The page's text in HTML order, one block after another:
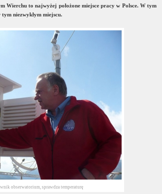
Wierchu to najwyżej położone miejsce pracy w Polsce. W tym
niezwykłym miejscu.
obserwatorium, sprawdza temperaturę